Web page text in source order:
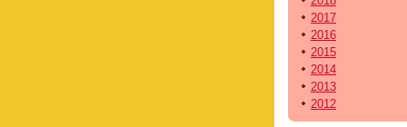
2017
2016
2015
2014
2013
2012